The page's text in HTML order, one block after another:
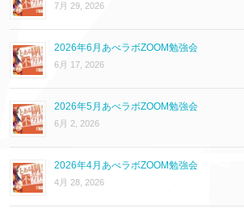
7月 29, 2026
2026年6月あべラボZOOM勉強会
6月 17, 2026
2026年5月あべラボZOOM勉強会
6月 2, 2026
2026年4月あべラボZOOM勉強会
4月 28, 2026